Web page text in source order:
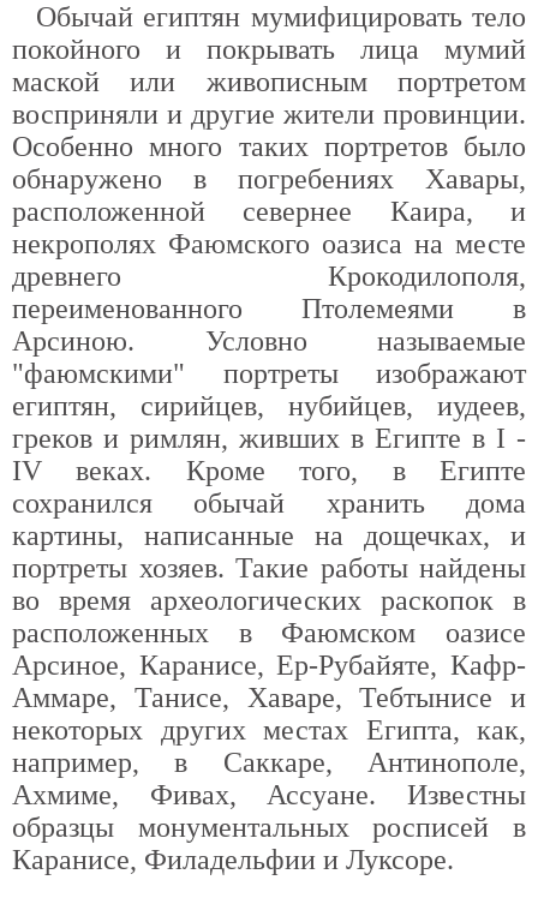
Обычай египтян мумифицировать тело
покойного и покрывать лица мумий
маской или живописным портретом
восприняли и другие жители провинции.
Особенно много таких портретов было
обнаружено в погребениях Хавары,
расположенной севернее Каира, и
некрополях Фаюмского оазиса на месте
древнего Крокодилополя,
переименованного Птолемеями в
Арсиною. Условно называемые
"фаюмскими" портреты изображают
египтян, сирийцев, нубийцев, иудеев,
греков и римлян, живших в Египте в I -
IV веках. Кроме того, в Египте
сохранился обычай хранить дома
картины, написанные на дощечках, и
портреты хозяев. Такие работы найдены
во время археологических раскопок в
расположенных в Фаюмском оазисе
Арсиное, Каранисе, Ер-Рубайяте, Кафр-
Аммаре, Танисе, Хаваре, Тебтынисе и
некоторых других местах Египта, как,
например, в Саккаре, Антинополе,
Ахмиме, Фивах, Ассуане. Известны
образцы монументальных росписей в
Каранисе, Филадельфии и Луксоре.